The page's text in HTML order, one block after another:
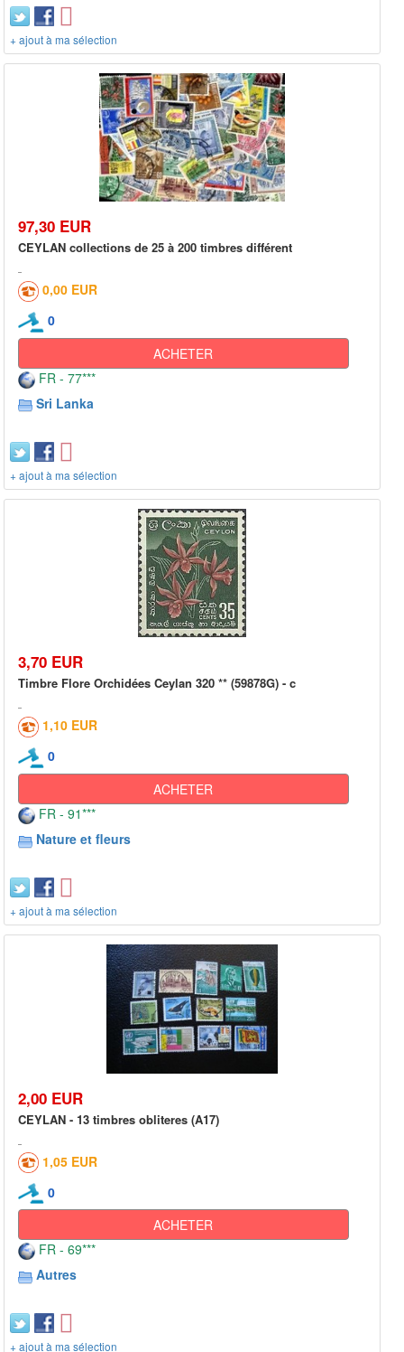
+ ajout à ma sélection
97,30 EUR
CEYLAN collections de 25 à 200 timbres différent
0,00 EUR
0
ACHETER
FR - 77***
Sri Lanka
+ ajout à ma sélection
3,70 EUR
Timbre Flore Orchidées Ceylan 320 ** (59878G) - c
1,10 EUR
0
ACHETER
FR - 91***
Nature et fleurs
+ ajout à ma sélection
2,00 EUR
CEYLAN - 13 timbres obliteres (A17)
1,05 EUR
0
ACHETER
FR - 69***
Autres
+ ajout à ma sélection